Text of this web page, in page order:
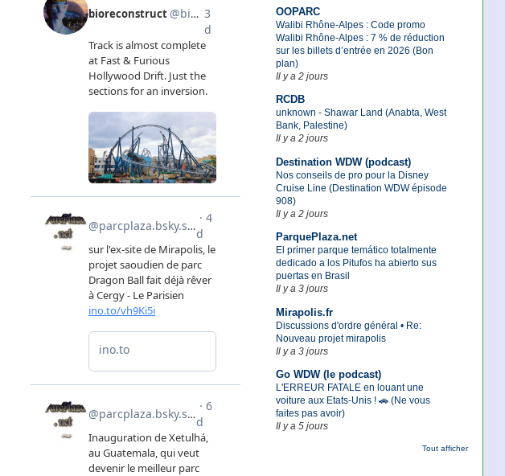
OOPARC
Walibi Rhône-Alpes : Code promo
Walibi Rhône-Alpes : 7 % de réduction
sur les billets d’entrée en 2026 (Bon
plan)
Il y a 2 jours
RCDB
unknown - Shawar Land (Anabta, West
Bank, Palestine)
Il y a 2 jours
Destination WDW (podcast)
Nos conseils de pro pour la Disney
Cruise Line (Destination WDW épisode
908)
Il y a 2 jours
ParquePlaza.net
El primer parque temático totalmente
dedicado a los Pitufos ha abierto sus
puertas en Brasil
Il y a 3 jours
Mirapolis.fr
Discussions d'ordre général • Re:
Nouveau projet mirapolis
Il y a 3 jours
Go WDW (le podcast)
L'ERREUR FATALE en louant une
voiture aux Etats-Unis ! 🚗 (Ne vous
faites pas avoir)
Il y a 5 jours
Tout afficher